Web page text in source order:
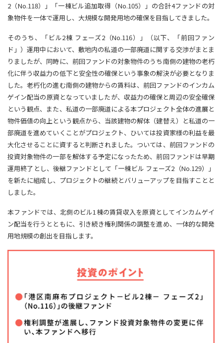
2（No.118）」「一棟ビル追加取得（No.105）」の合計4ファンドの対
象物件を一体で運用し、大規模な開発用地の確保を目指してきました。
そのうち、「ビル2棟 フェーズ2（No.116）」（以下、「前回ファン
ド」）運用中において、敷地内の私道の一部廃道に関する交渉がまとま
りましたが、同時に、前回ファンドの対象物件のうち南側の建物の老朽
化に伴う収益力の低下と安全性の確保という事象の解決が必要となりま
した。老朽化の進む南側の建物からの賃料は、前回ファンドのインカム
ゲイン配当の原資となっていましたが、収益力の確保と周辺の安全確保
という観点、また、私道の一部廃道による本プロジェクト全体の進展と
物件価値の向上という観点から、当該建物の解体（建替え）と私道の一
部廃道を進めていくことがプロジェクト、ひいては投資家様の利益を最
大化させることに資すると判断されました。ついては、前回ファンドの
投資対象物件の一部を解体する予定になったため、前回ファンドは早期
運用終了とし、後継ファンドとして「一棟ビル フェーズ2（No.129）」
を新たに組成し、プロジェクトの継続とバリューアップを目指すことと
しました。
本ファンドでは、北側のビル1棟の賃貸収入を原資としてインカムゲイ
ン配当を行うとともに、引き続き権利関係の調整を進め、一体的な開発
用地規模の創出を目指します。